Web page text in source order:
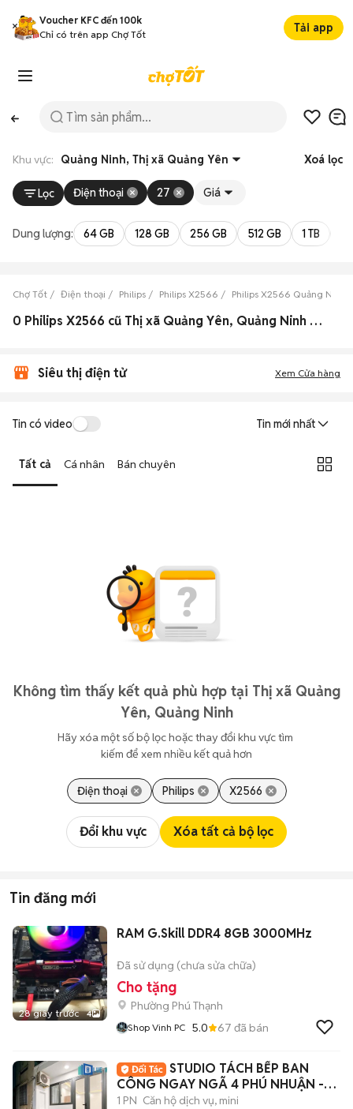
Voucher KFC đến 100k
Chỉ có trên app Chợ Tốt
Tải app
Khu vực: Quảng Ninh, Thị xã Quảng Yên Xoá lọc
Lọc Điện thoại 27 Giá
Dung lượng: 64 GB 128 GB 256 GB 512 GB 1 TB
Chợ Tốt Điện thoại Philips Philips X2566 Philips X2566 Quảng Ninh
0 Philips X2566 cũ Thị xã Quảng Yên, Quảng Ninh đẹp
Siêu thị điện tử Xem Cửa hàng
Tin có video Tin mới nhất
Tất cả Cá nhân Bán chuyên
Không tìm thấy kết quả phù hợp tại Thị xã Quảng
Yên, Quảng Ninh
Hãy xóa một số bộ lọc hoặc thay đổi khu vực tìm
kiếm để xem nhiều kết quả hơn
Điện thoại Philips X2566
Đổi khu vực Xóa tất cả bộ lọc
Tin đăng mới
28 giây trước 4
RAM G.Skill DDR4 8GB 3000MHz
Đã sử dụng (chưa sửa chữa)
Cho tặng
Phường Phú Thạnh
Shop Vinh PC 5.0 67 đã bán
STUDIO TÁCH BẾP BAN
CÔNG NGAY NGÃ 4 PHÚ NHUẬN -
HAONDG VĂN THỤ
1 PN Căn hộ dịch vụ, mini